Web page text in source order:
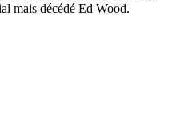
mais décédé Ed Wood.